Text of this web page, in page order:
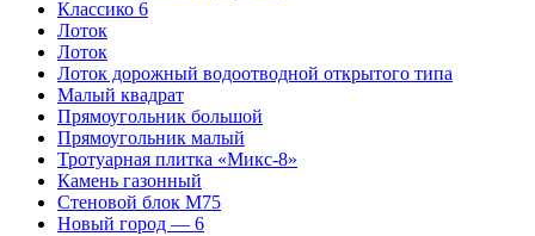
Классико 6
Лоток
Лоток
Лоток дорожный водоотводной открытого типа
Малый квадрат
Прямоугольник большой
Прямоугольник малый
Тротуарная плитка «Микс-8»
Камень газонный
Стеновой блок М75
Новый город — 6